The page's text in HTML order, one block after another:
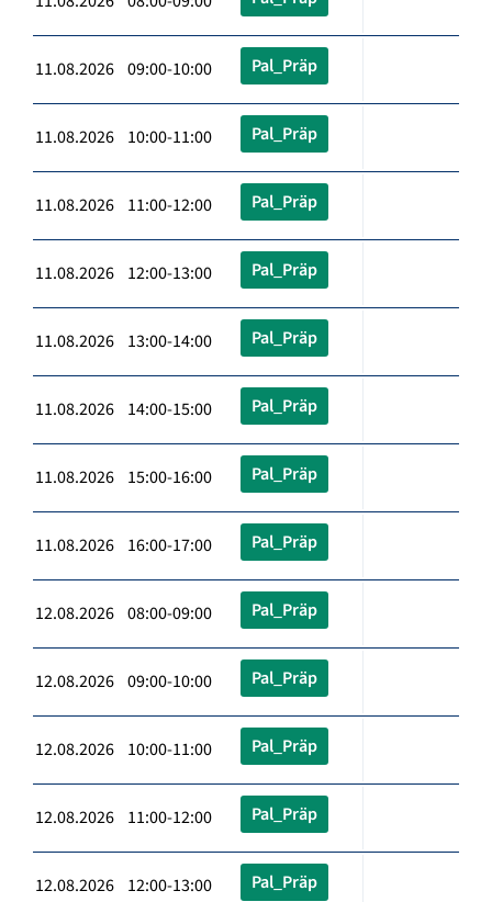
11.08.2026 09:00-10:00 Pal_Präp
11.08.2026 10:00-11:00 Pal_Präp
11.08.2026 11:00-12:00 Pal_Präp
11.08.2026 12:00-13:00 Pal_Präp
11.08.2026 13:00-14:00 Pal_Präp
11.08.2026 14:00-15:00 Pal_Präp
11.08.2026 15:00-16:00 Pal_Präp
11.08.2026 16:00-17:00 Pal_Präp
12.08.2026 08:00-09:00 Pal_Präp
12.08.2026 09:00-10:00 Pal_Präp
12.08.2026 10:00-11:00 Pal_Präp
12.08.2026 11:00-12:00 Pal_Präp
12.08.2026 12:00-13:00 Pal_Präp